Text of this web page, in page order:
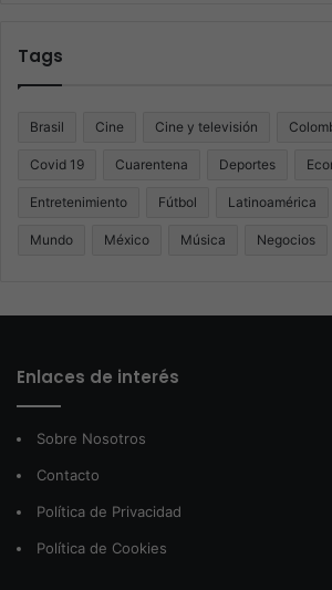
Tags
Brasil Cine Cine y televisión
Covid 19 Cuarentena Deportes
Entretenimiento Fútbol Latinoamérica
Mundo México Música Negocios
Enlaces de interés
Sobre Nosotros
Contacto
Política de Privacidad
Política de Cookies